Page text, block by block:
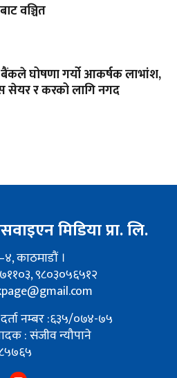
वञ्चित
बैंकले घोषणा गर्यो आकर्षक लाभांश,
सेयर र करको लागि नगद
मिडिया प्रा. लि.
काठमाडौं ।
९८०३०५६५१२
नम्बर :६३५/०७४-७५
: संजीव न्यौपाने